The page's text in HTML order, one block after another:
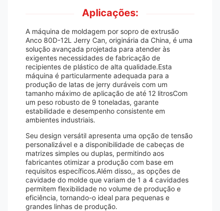
Aplicações:
A máquina de moldagem por sopro de extrusão
Anco 80D-12L Jerry Can, originária da China, é uma
solução avançada projetada para atender às
exigentes necessidades de fabricação de
recipientes de plástico de alta qualidade.Esta
máquina é particularmente adequada para a
produção de latas de jerry duráveis com um
tamanho máximo de aplicação de até 12 litrosCom
um peso robusto de 9 toneladas, garante
estabilidade e desempenho consistente em
ambientes industriais.
Seu design versátil apresenta uma opção de tensão
personalizável e a disponibilidade de cabeças de
matrizes simples ou duplas, permitindo aos
fabricantes otimizar a produção com base em
requisitos específicos.Além disso,, as opções de
cavidade do molde que variam de 1 a 4 cavidades
permitem flexibilidade no volume de produção e
eficiência, tornando-o ideal para pequenas e
grandes linhas de produção.